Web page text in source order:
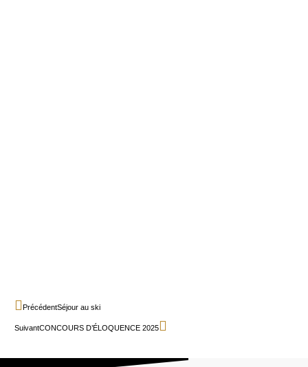
PrécédentSéjour au ski
SuivantCONCOURS D’ÉLOQUENCE 2025